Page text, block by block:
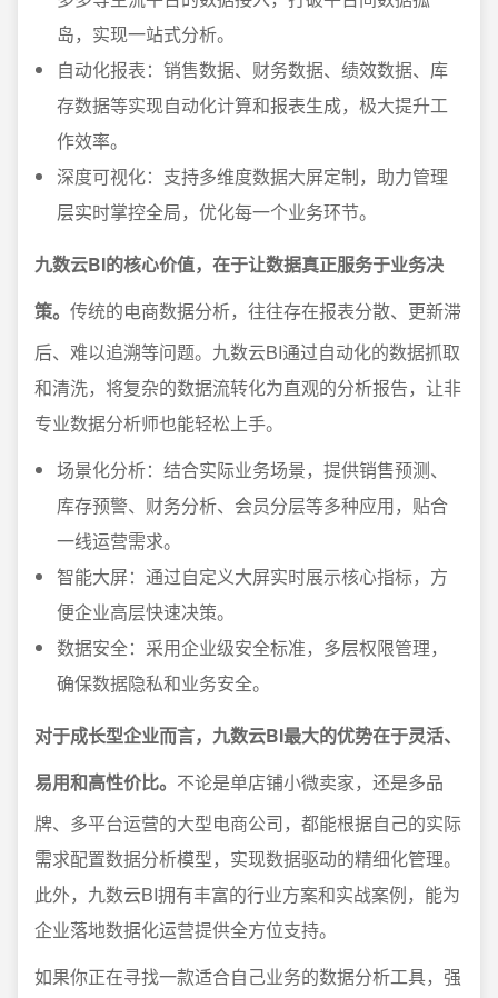
岛，实现一站式分析。
自动化报表：销售数据、财务数据、绩效数据、库
存数据等实现自动化计算和报表生成，极大提升工
作效率。
深度可视化：支持多维度数据大屏定制，助力管理
层实时掌控全局，优化每一个业务环节。
九数云BI的核心价值，在于让数据真正服务于业务决
策。 传统的电商数据分析，往往存在报表分散、更新滞
后、难以追溯等问题。九数云BI通过自动化的数据抓取
和清洗，将复杂的数据流转化为直观的分析报告，让非
专业数据分析师也能轻松上手。
场景化分析：结合实际业务场景，提供销售预测、
库存预警、财务分析、会员分层等多种应用，贴合
一线运营需求。
智能大屏：通过自定义大屏实时展示核心指标，方
便企业高层快速决策。
数据安全：采用企业级安全标准，多层权限管理，
确保数据隐私和业务安全。
对于成长型企业而言，九数云BI最大的优势在于灵活、
易用和高性价比。 不论是单店铺小微卖家，还是多品
牌、多平台运营的大型电商公司，都能根据自己的实际
需求配置数据分析模型，实现数据驱动的精细化管理。
此外，九数云BI拥有丰富的行业方案和实战案例，能为
企业落地数据化运营提供全方位支持。
如果你正在寻找一款适合自己业务的数据分析工具，强